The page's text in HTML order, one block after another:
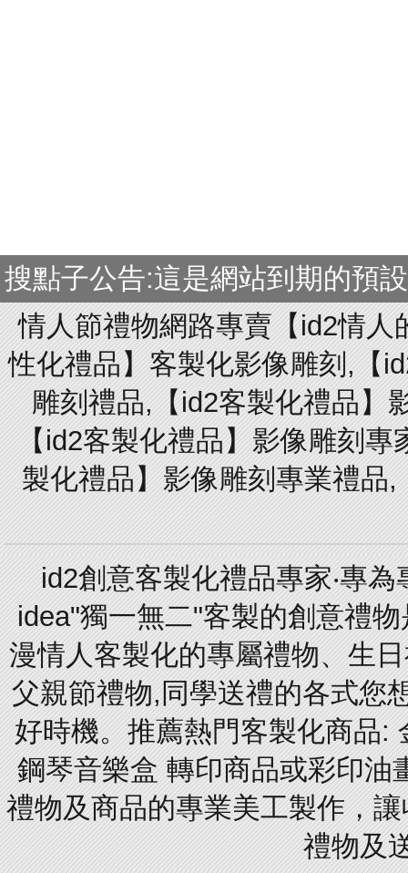
搜點子公告:這是網站到期的預
情人節禮物網路專賣【id2情
性化禮品】客製化影像雕刻,【
雕刻禮品,【id2客製化禮品】
【id2客製化禮品】影像雕刻
製化禮品】影像雕刻專業禮品
id2創意客製化禮品專家‧專
idea"獨一無二"客製的創意禮
漫情人客製化的專屬禮物、生
父親節禮物,同學送禮的各式您
好時機。推薦熱門客製化商品:
鋼琴音樂盒 轉印商品或彩印油
禮物及商品的專業美工製作，
禮物及